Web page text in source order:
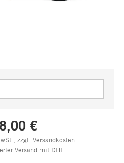
€
zzgl. Versandkosten
Versand mit DHL